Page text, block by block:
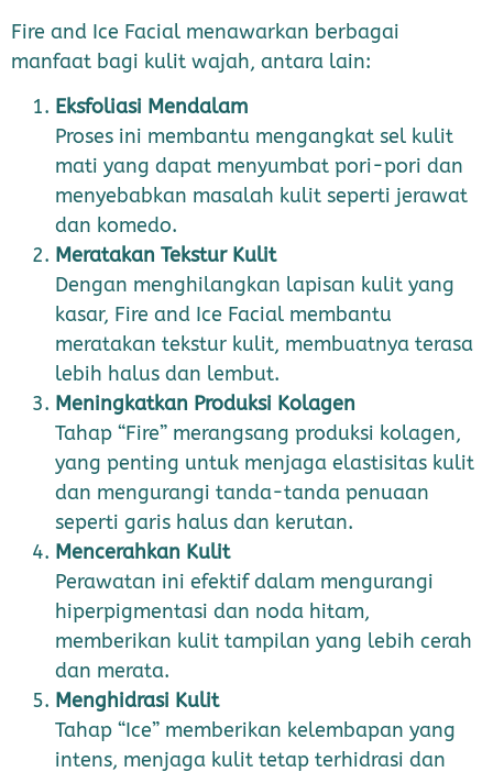
Fire and Ice Facial menawarkan berbagai
manfaat bagi kulit wajah, antara lain:
Eksfoliasi Mendalam
Proses ini membantu mengangkat sel kulit
mati yang dapat menyumbat pori-pori dan
menyebabkan masalah kulit seperti jerawat
dan komedo.
Meratakan Tekstur Kulit
Dengan menghilangkan lapisan kulit yang
kasar, Fire and Ice Facial membantu
meratakan tekstur kulit, membuatnya terasa
lebih halus dan lembut.
Meningkatkan Produksi Kolagen
Tahap “Fire” merangsang produksi kolagen,
yang penting untuk menjaga elastisitas kulit
dan mengurangi tanda-tanda penuaan
seperti garis halus dan kerutan.
Mencerahkan Kulit
Perawatan ini efektif dalam mengurangi
hiperpigmentasi dan noda hitam,
memberikan kulit tampilan yang lebih cerah
dan merata.
Menghidrasi Kulit
Tahap “Ice” memberikan kelembapan yang
intens, menjaga kulit tetap terhidrasi dan